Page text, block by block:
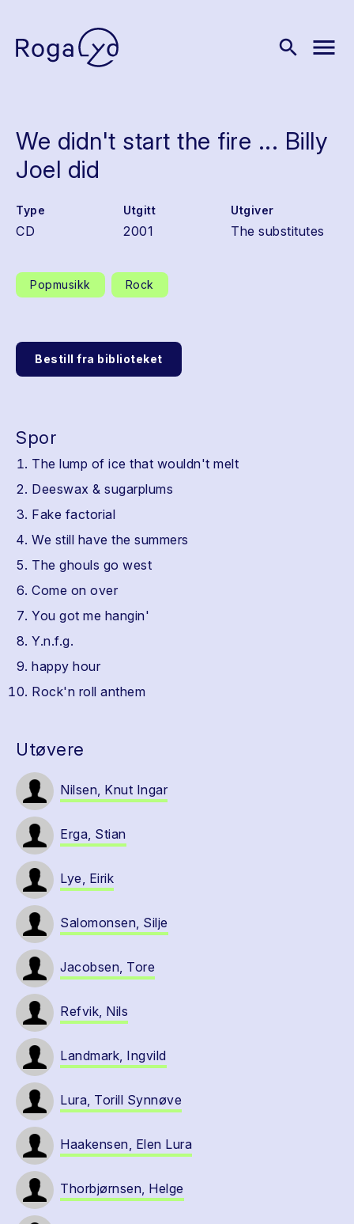
search menu
We didn't start the fire ... Billy
Joel did
Type
CD
Utgitt
2001
Utgiver
The substitutes
Popmusikk Rock
Bestill fra biblioteket
Spor
The lump of ice that wouldn't melt
Deeswax & sugarplums
Fake factorial
We still have the summers
The ghouls go west
Come on over
You got me hangin'
Y.n.f.g.
happy hour
Rock'n roll anthem
Utøvere
Nilsen, Knut Ingar
Erga, Stian
Lye, Eirik
Salomonsen, Silje
Jacobsen, Tore
Refvik, Nils
Landmark, Ingvild
Lura, Torill Synnøve
Haakensen, Elen Lura
Thorbjørnsen, Helge